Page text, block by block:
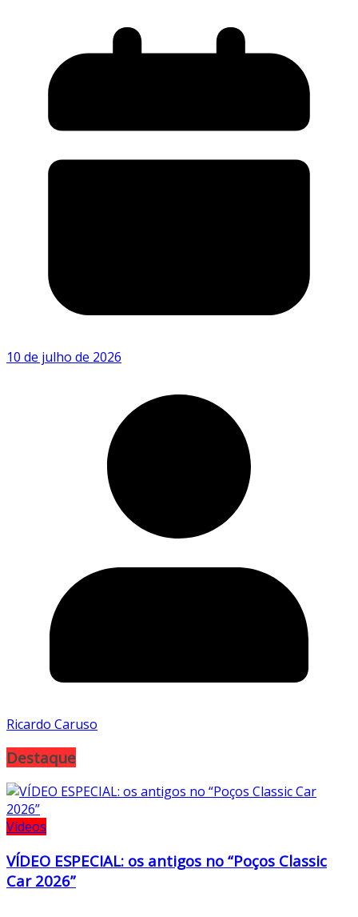
10 de julho de 2026
Ricardo Caruso
Destaque
Vídeos
VÍDEO ESPECIAL: os antigos no “Poços Classic
Car 2026”